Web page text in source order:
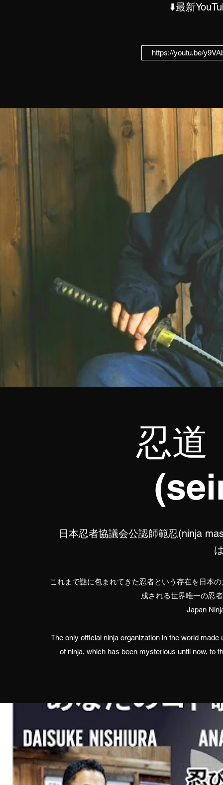
⬇️最新
https://youtu.be/
忍
日本忍者協議会公認師範忍(ninja
これまで謎に包まれてきた忍者という存在を日本
成される世界唯一の忍
Japan
The only official ninja organization in the world
of ninja, which has been mysterious until now, to